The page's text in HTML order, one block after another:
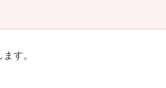
す。